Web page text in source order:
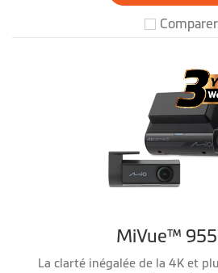
Comparer
MiVue™
La clarté inégalée de la 4K et